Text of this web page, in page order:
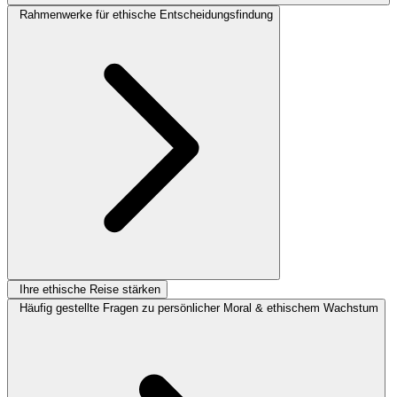
Rahmenwerke für ethische Entscheidungsfindung
Ihre ethische Reise stärken
Häufig gestellte Fragen zu persönlicher Moral & ethischem Wachstum